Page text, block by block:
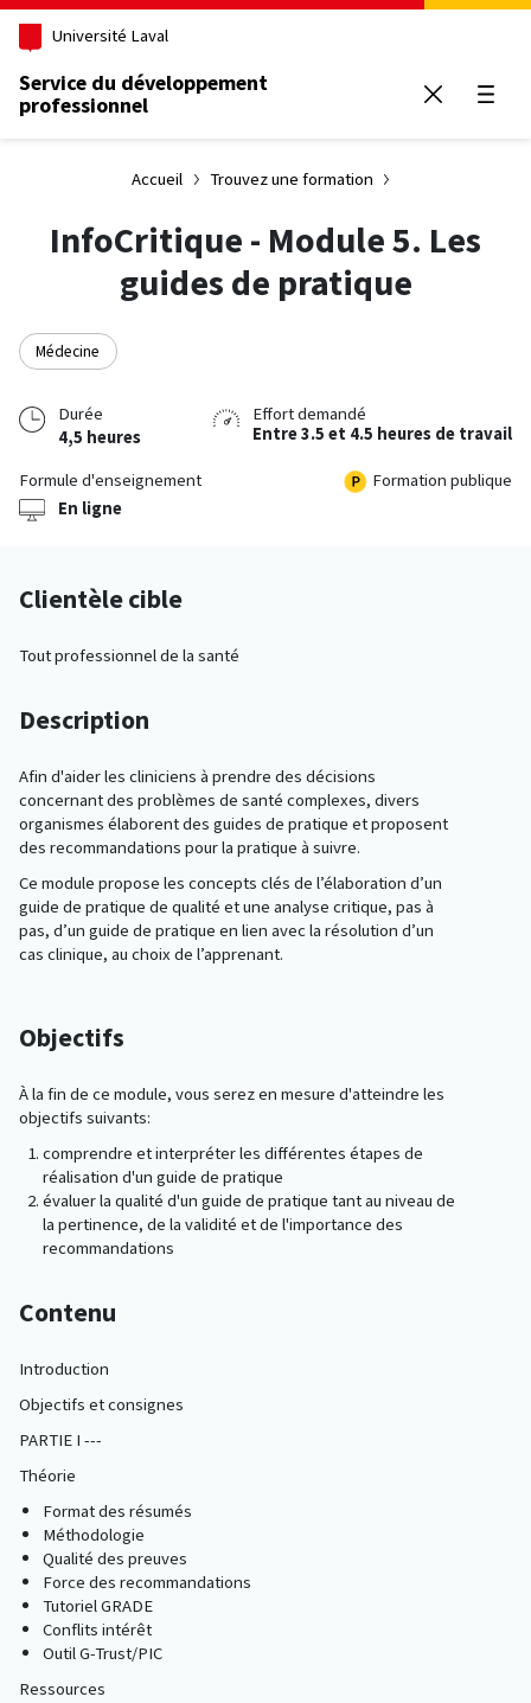
Aller au contenu principal
Université Laval
Service du développement
professionnel
Accueil Trouvez une formation
InfoCritique - Module 5. Les
guides de pratique
Médecine
Durée
4,5 heures
Effort demandé
Entre 3.5 et 4.5 heures de travail
Formule d'enseignement
En ligne
Formation publique
Clientèle cible
Tout professionnel de la santé
Description
Afin d'aider les cliniciens à prendre des décisions
concernant des problèmes de santé complexes, divers
organismes élaborent des guides de pratique et proposent
des recommandations pour la pratique à suivre.
Ce module propose les concepts clés de l’élaboration d’un
guide de pratique de qualité et une analyse critique, pas à
pas, d’un guide de pratique en lien avec la résolution d’un
cas clinique, au choix de l’apprenant.
Objectifs
À la fin de ce module, vous serez en mesure d'atteindre les
objectifs suivants:
comprendre et interpréter les différentes étapes de
réalisation d'un guide de pratique
évaluer la qualité d'un guide de pratique tant au niveau de
la pertinence, de la validité et de l'importance des
recommandations
Contenu
Introduction
Objectifs et consignes
PARTIE I ---
Théorie
Format des résumés
Méthodologie
Qualité des preuves
Force des recommandations
Tutoriel GRADE
Conflits intérêt
Outil G-Trust/PIC
Ressources